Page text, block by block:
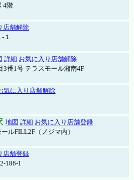
4階
店舗解除
１
詳細 お気に入り店舗解除
番1号 テラスモール湘南4F
気に入り店舗解除
地図 詳細 お気に入り店舗登録
ルFILL2F（ノジマ内）
店舗登録
186-1